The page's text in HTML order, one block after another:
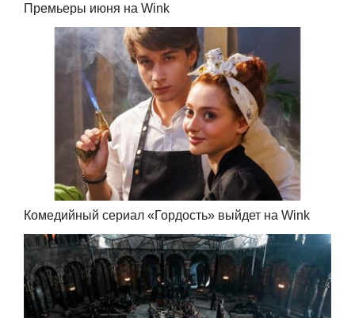
Премьеры июня на Wink
Комедийный сериал «Гордость» выйдет на Wink